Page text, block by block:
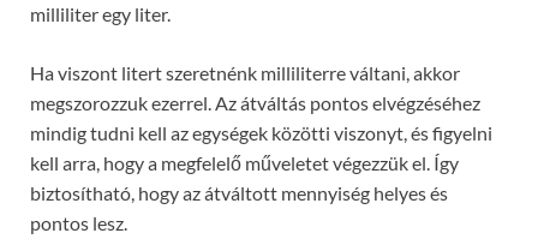
milliliter egy liter.
Ha viszont litert szeretnénk milliliterre váltani, akkor
megszorozzuk ezerrel. Az átváltás pontos elvégzéséhez
mindig tudni kell az egységek közötti viszonyt, és figyelni
kell arra, hogy a megfelelő műveletet végezzük el. Így
biztosítható, hogy az átváltott mennyiség helyes és
pontos lesz.